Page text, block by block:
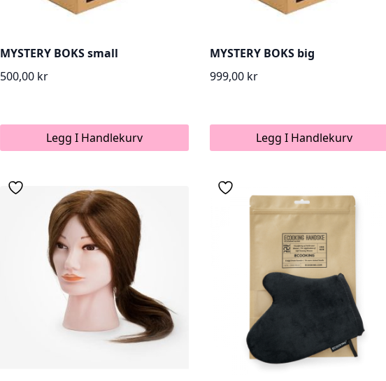
MYSTERY BOKS small
500,00 kr
Legg I Handlekurv
MYSTERY BOKS big
999,00 kr
Legg I Handlekurv